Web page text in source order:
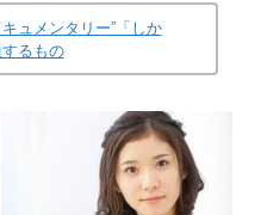
ュメンタリー”「しか
るもの